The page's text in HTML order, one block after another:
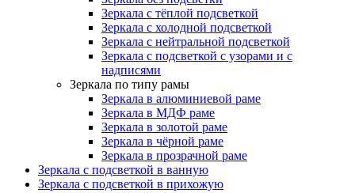
Зеркала с тёплой подсветкой
Зеркала с холодной подсветкой
Зеркала с нейтральной подсветкой
Зеркала с подсветкой с узорами и с
надписями
Зеркала по типу рамы
Зеркала в алюминиевой раме
Зеркала в МДФ раме
Зеркала в золотой раме
Зеркала в чёрной раме
Зеркала в прозрачной раме
Зеркала с подсветкой в ванную
Зеркала с подсветкой в прихожую